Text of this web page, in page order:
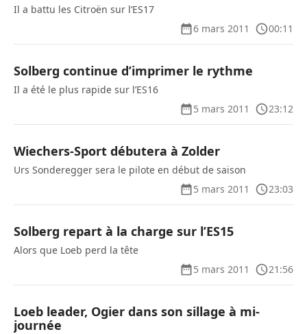
Il a battu les Citroën sur l’ES17
6 mars 2011
00:11
Solberg continue d’imprimer le rythme
Il a été le plus rapide sur l’ES16
5 mars 2011
23:12
Wiechers-Sport débutera à Zolder
Urs Sonderegger sera le pilote en début de saison
5 mars 2011
23:03
Solberg repart à la charge sur l’ES15
Alors que Loeb perd la tête
5 mars 2011
21:56
Loeb leader, Ogier dans son sillage à mi-
journée